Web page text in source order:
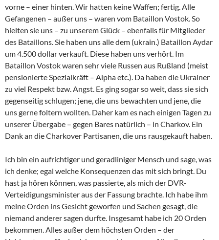
vorne – einer hinten. Wir hatten keine Waffen; fertig. Alle
Gefangenen – außer uns – waren vom Bataillon Vostok. So
hielten sie uns – zu unserem Glück – ebenfalls für Mitglieder
des Bataillons. Sie haben uns alle dem (ukrain.) Bataillon Aydar
um 4.500 dollar verkauft. Diese haben uns verhört. Im
Bataillon Vostok waren sehr viele Russen aus Rußland (meist
pensionierte Spezialkräft – Alpha etc.). Da haben die Ukrainer
zu viel Respekt bzw. Angst. Es ging sogar so weit, dass sie sich
gegenseitig schlugen; jene, die uns bewachten und jene, die
uns gerne foltern wollten. Daher kam es nach einigen Tagen zu
unserer Übergabe – gegen Bares natürlich – in Charkov. Ein
Dank an die Charkover Partisanen, die uns rausgekauft haben.
Ich bin ein aufrichtiger und geradliniger Mensch und sage, was
ich denke; egal welche Konsequenzen das mit sich bringt. Du
hast ja hören können, was passierte, als mich der DVR-
Verteidigungsminister aus der Fassung brachte. Ich habe ihm
meine Orden ins Gesicht geworfen und Sachen gesagt, die
niemand anderer sagen durfte. Insgesamt habe ich 20 Orden
bekommen. Alles außer dem höchsten Orden – der